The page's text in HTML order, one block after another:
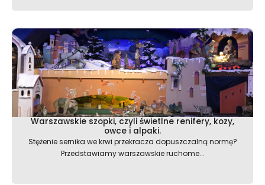
Warszawskie szopki, czyli świetlne renifery, kozy,
owce i alpaki.
Stężenie sernika we krwi przekracza dopuszczalną normę?
Przedstawiamy warszawskie ruchome...